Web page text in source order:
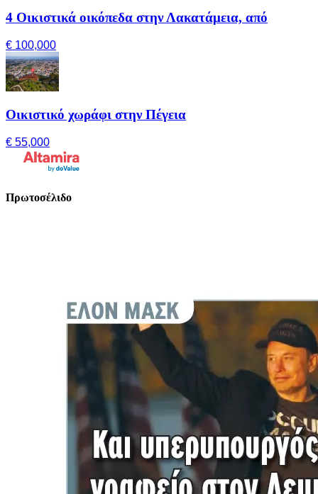
4 Οικιστικά οικόπεδα στην Λακατάμεια, από
€ 100,000
Οικιστικό χωράφι στην Πέγεια
€ 55,000
Πρωτοσέλιδο